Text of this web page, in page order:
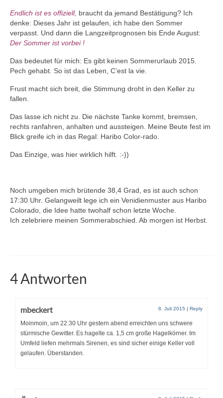
Endlich ist es offiziell, braucht da jemand Bestätigung? Ich
denke: Dieses Jahr ist gelaufen, ich habe den Sommer
verpasst. Und dann die Langzeitprognosen bis Ende August:
Der Sommer ist vorbei !
Das bedeutet für mich: Es gibt keinen Sommerurlaub 2015.
Pech gehabt. So ist das Leben, C’est la vie.
Frust macht sich breit, die Stimmung droht in den Keller zu
fallen.
Das lasse ich nicht zu. Die nächste Tanke kommt, bremsen,
rechts ranfahren, anhalten und aussteigen. Meine Beute fest im
Blick greife ich in das Regal: Haribo Color-rado.
Das Einzige, was hier wirklich hilft. :-))
Noch umgeben mich brütende 38,4 Grad, es ist auch schon
17:30 Uhr. Gelangweilt lege ich ein Venidienmuster aus Haribo
Colorado, die Idee hatte twohalf schon letzte Woche.
Ich zelebriere meinen Sommerabschied. Ab morgen ist Herbst.
4 Antworten
mbeckert 8. Juli 2015 Reply
Moinmoin, um 22:30 Uhr gestern abend erreichten uns schwere
stürmische Gewitter. Es hagelte ca. 1,5 cm große Hagelkörner. Im
Umfeld liefen mehrmals Sirenen, es sind sicher einige Keller voll
gelaufen. Überstanden.